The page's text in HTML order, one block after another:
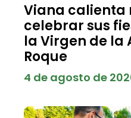
Viana calienta
celebrar sus
la Virgen de la
Roque
4 de agosto de